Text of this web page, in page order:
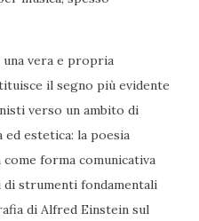
una vera e propria
il segno più evidente
verso un ambito di
estetica: la poesia
forma comunicativa
strumenti fondamentali
di Alfred Einstein sul